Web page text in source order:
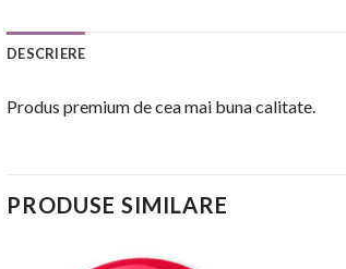
DESCRIERE
Produs premium de cea mai buna calitate.
PRODUSE SIMILARE